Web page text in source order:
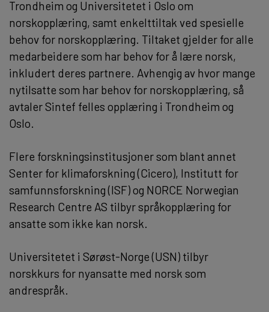
Trondheim og Universitetet i Oslo om
norskopplæring, samt enkelttiltak ved spesielle
behov for norskopplæring. Tiltaket gjelder for alle
medarbeidere som har behov for å lære norsk,
inkludert deres partnere. Avhengig av hvor mange
nytilsatte som har behov for norskopplæring, så
avtaler Sintef felles opplæring i Trondheim og
Oslo.
Flere forskningsinstitusjoner som blant annet
Senter for klimaforskning (Cicero), Institutt for
samfunnsforskning (ISF) og NORCE Norwegian
Research Centre AS tilbyr språkopplæring for
ansatte som ikke kan norsk.
Universitetet i Sørøst-Norge (USN) tilbyr
norskkurs for nyansatte med norsk som
andrespråk.